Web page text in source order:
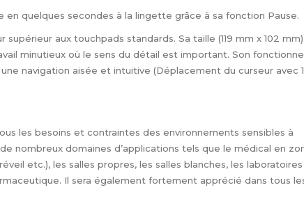
quelques secondes à la lingette grâce à sa fonction Pause.
aux touchpads standards. Sa taille (119 mm x 102 mm)
minutieux où le sens du détail est important. Son
navigation aisée et intuitive (Déplacement du curseur avec
les besoins et contraintes des environnements sensibles à
nombreux domaines d’applications tels que le médical en
etc.), les salles propres, les salles blanches, les laboratoires
Il sera également fortement apprécié dans tous